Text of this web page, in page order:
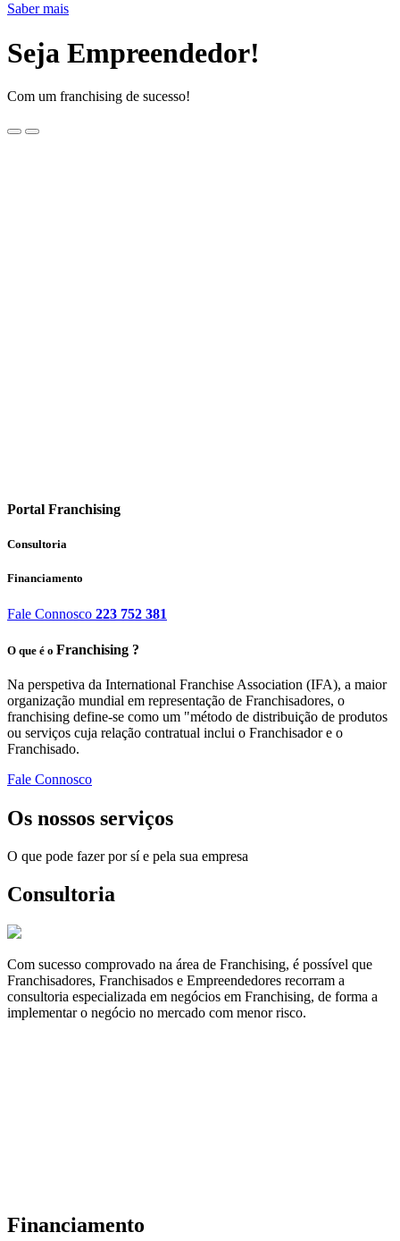
Saber mais
Seja Empreendedor!
Com um franchising de sucesso!
Portal Franchising
Consultoria
Financiamento
Fale Connosco 223 752 381
O que é o Franchising ?
Na perspetiva da International Franchise Association (IFA), a maior
organização mundial em representação de Franchisadores, o
franchising define-se como um "método de distribuição de produtos
ou serviços cuja relação contratual inclui o Franchisador e o
Franchisado.
Fale Connosco
Os nossos serviços
O que pode fazer por sí e pela sua empresa
Consultoria
Com sucesso comprovado na área de Franchising, é possível que
Franchisadores, Franchisados e Empreendedores recorram a
consultoria especializada em negócios em Franchising, de forma a
implementar o negócio no mercado com menor risco.
Financiamento